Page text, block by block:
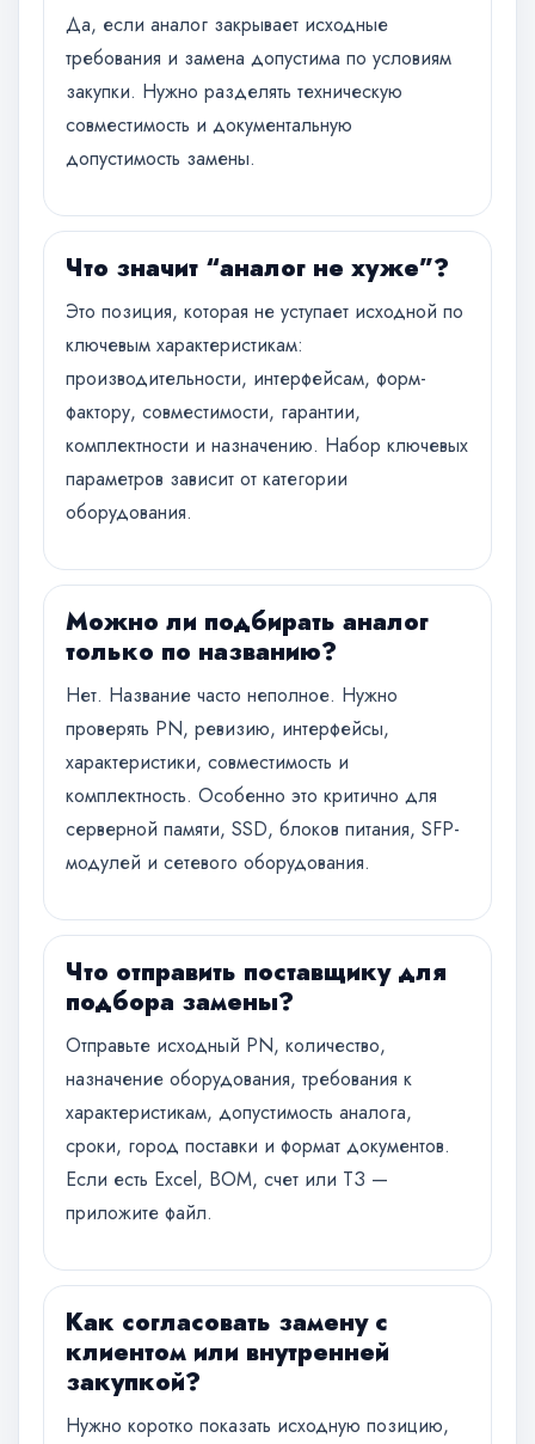
Да, если аналог закрывает исходные
требования и замена допустима по условиям
закупки. Нужно разделять техническую
совместимость и документальную
допустимость замены.
Что значит “аналог не хуже”?
Это позиция, которая не уступает исходной по
ключевым характеристикам:
производительности, интерфейсам, форм-
фактору, совместимости, гарантии,
комплектности и назначению. Набор ключевых
параметров зависит от категории
оборудования.
Можно ли подбирать аналог
только по названию?
Нет. Название часто неполное. Нужно
проверять PN, ревизию, интерфейсы,
характеристики, совместимость и
комплектность. Особенно это критично для
серверной памяти, SSD, блоков питания, SFP-
модулей и сетевого оборудования.
Что отправить поставщику для
подбора замены?
Отправьте исходный PN, количество,
назначение оборудования, требования к
характеристикам, допустимость аналога,
сроки, город поставки и формат документов.
Если есть Excel, BOM, счет или ТЗ —
приложите файл.
Как согласовать замену с
клиентом или внутренней
закупкой?
Нужно коротко показать исходную позицию,